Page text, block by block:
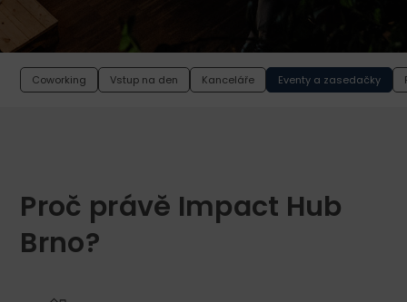
Coworking Vstup na den Kanceláře Eventy a zasedačky
Proč právě Impact Hub
Brno?